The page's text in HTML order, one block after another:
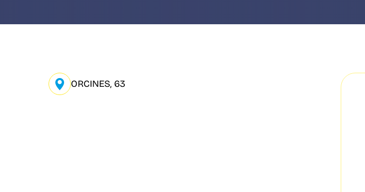
ORCINES, 63